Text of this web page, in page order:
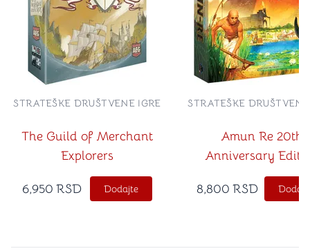
The Guild of Merchant
Explorers
STRATEŠKE DRUŠTVENE IGRE
6,950 RSD Dodajte
Amun Re 20th
Anniversary
STRATEŠKE
8,800 RSD